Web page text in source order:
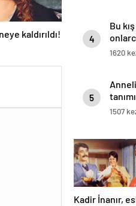
kaldırıldı! 4
Bu
1620
5
1507
Kadir İnanır,